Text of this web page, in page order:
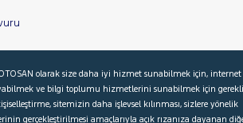
Hakkımızda
Korunması S.S.S. Faydalı Bağlantılar
olarak size daha iyi hizmet sunabilmek için, internet
ve bilgi toplumu hizmetlerini sunabilmek için gerekli
sitemizin daha işlevsel kılınması, sizlere yönelik
gerçekleştirilmesi amaçlarıyla açık rızanıza dayanan